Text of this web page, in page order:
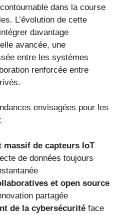
dans la course
L’évolution de cette
davantage
avancée, une
entre les systèmes
renforcée entre
envisagées pour les
massif de capteurs IoT
de données toujours
et open source
partagée
de la cybersécurité face